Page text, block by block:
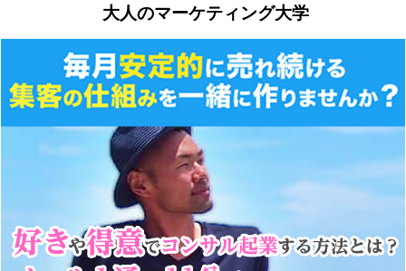
大人のマーケティング大学